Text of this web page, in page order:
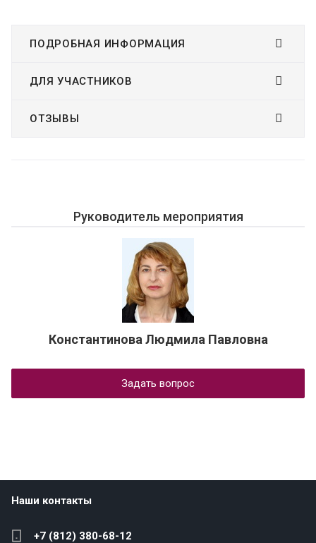
ПОДРОБНАЯ ИНФОРМАЦИЯ
ДЛЯ УЧАСТНИКОВ
ОТЗЫВЫ
Руководитель мероприятия
Константинова Людмила Павловна
Задать вопрос
Наши контакты
+7 (812) 380-68-12